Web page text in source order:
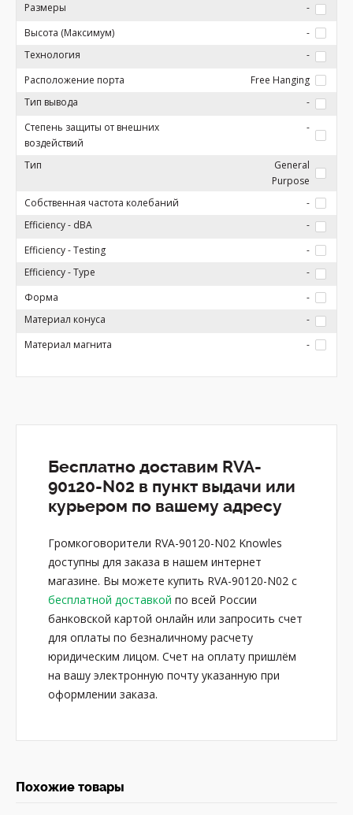
Размеры
-
Высота (Максимум)
-
Технология
-
Расположение порта
Free Hanging
Тип вывода
-
Степень защиты от внешних
воздействий
-
Тип
General
Purpose
Собственная частота колебаний
-
Efficiency - dBA
-
Efficiency - Testing
-
Efficiency - Type
-
Форма
-
Материал конуса
-
Материал магнита
-
Бесплатно доставим RVA-
90120-N02 в пункт выдачи или
курьером по вашему адресу
Громкоговорители RVA-90120-N02 Knowles
доступны для заказа в нашем интернет
магазине. Вы можете купить RVA-90120-N02 с
бесплатной доставкой по всей России
банковской картой онлайн или запросить счет
для оплаты по безналичному расчету
юридическим лицом. Счет на оплату пришлём
на вашу электронную почту указанную при
оформлении заказа.
Похожие товары